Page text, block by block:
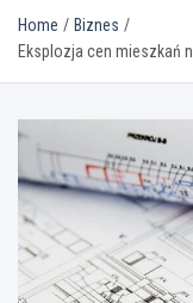
Home
Biznes
Eksplozja cen mieszkań